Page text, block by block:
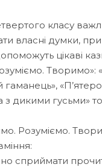
класу
власні думки,
цікаві
Творимо»:
гаманець»,
з дикими гусьми»
Розуміємо.
сприймати